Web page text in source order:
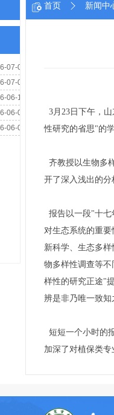
首页 新闻中
3月23日下午，
性研究的省思"的
齐教授以生物多
开了深入浅出的分
报告以一段"十七
对生态系统的重
新科学、生态多
物多样性调查等
样性的研究正途"
辨是非乃唯一致
短短一个小时的
加深了对植保类